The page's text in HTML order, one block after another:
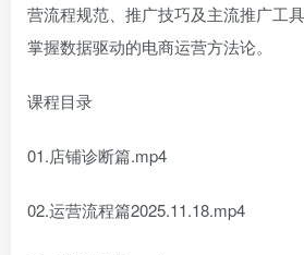
营流程规范、推广技巧及主流推广工
掌握数据驱动的电商运营方法论。
课程目录
01.店铺诊断篇.mp4
02.运营流程篇2025.11.18.mp4